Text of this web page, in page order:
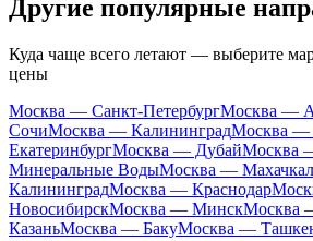
Другие популярные
Куда чаще всего летают — выберите
цены
Москва — Санкт-ПетербургМосква —
СочиМосква — КалининградМосква —
ЕкатеринбургМосква — ДубайМосква
Минеральные ВодыМосква —
КалининградМосква — Краснодар
НовосибирскМосква — МинскМосква
КазаньМосква — БакуМосква —